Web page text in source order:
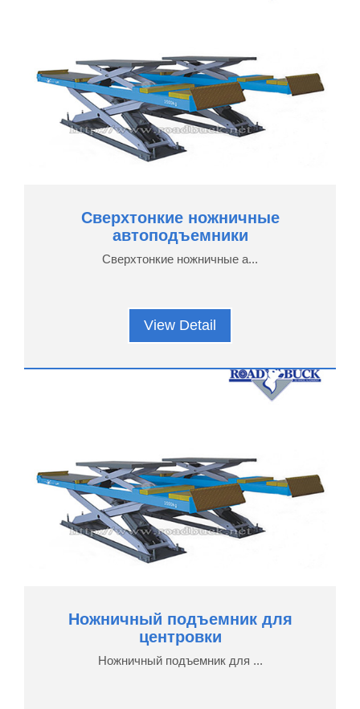
Сверхтонкие ножничные
автоподъемники
Сверхтонкие ножничные а...
View Detail
Ножничный подъемник для
центровки
Ножничный подъемник для ...